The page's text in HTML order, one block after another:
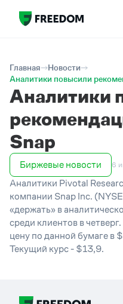
Главная
Новости
Аналитики повысили
Аналитики
Snap
Биржевые новости 6
Аналитики Pivotal
компании Snap Inc.
«держать» в
среди клиентов в
цену по данной бумаге в
Текущий курс - $13,9.